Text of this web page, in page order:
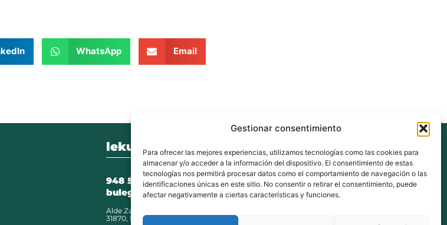
Gestionar consentimiento
Para ofrecer las mejores experiencias, utilizamos tecnologías como las cookies para
almacenar y/o acceder a la información del dispositivo. El consentimiento de estas
tecnologías nos permitirá procesar datos como el comportamiento de navegación o las
identificaciones únicas en este sitio. No consentir o retirar el consentimiento, puede
afectar negativamente a ciertas características y funciones.
WhatsApp Email
lekunberri.eus
948 504 211
bulegoak@lekunberri.eus
Alde Zaharra 41,
31870, Lekunberri